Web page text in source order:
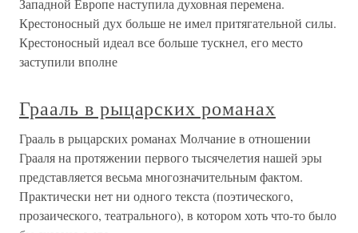
Западной Европе наступила духовная перемена.
Крестоносный дух больше не имел притягательной силы.
Крестоносный идеал все больше тускнел, его место
заступили вполне
Грааль в рыцарских романах
Грааль в рыцарских романах Молчание в отношении
Грааля на протяжении первого тысячелетия нашей эры
представляется весьма многозначительным фактом.
Практически нет ни одного текста (поэтического,
прозаического, театрального), в котором хоть что-то было